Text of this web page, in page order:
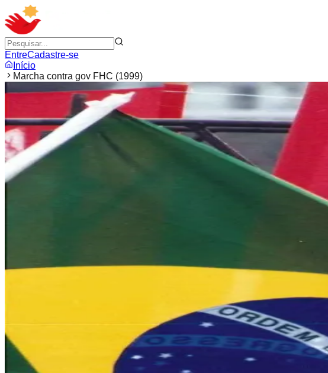
EntreCadastre-se
Início
Marcha contra gov FHC (1999)